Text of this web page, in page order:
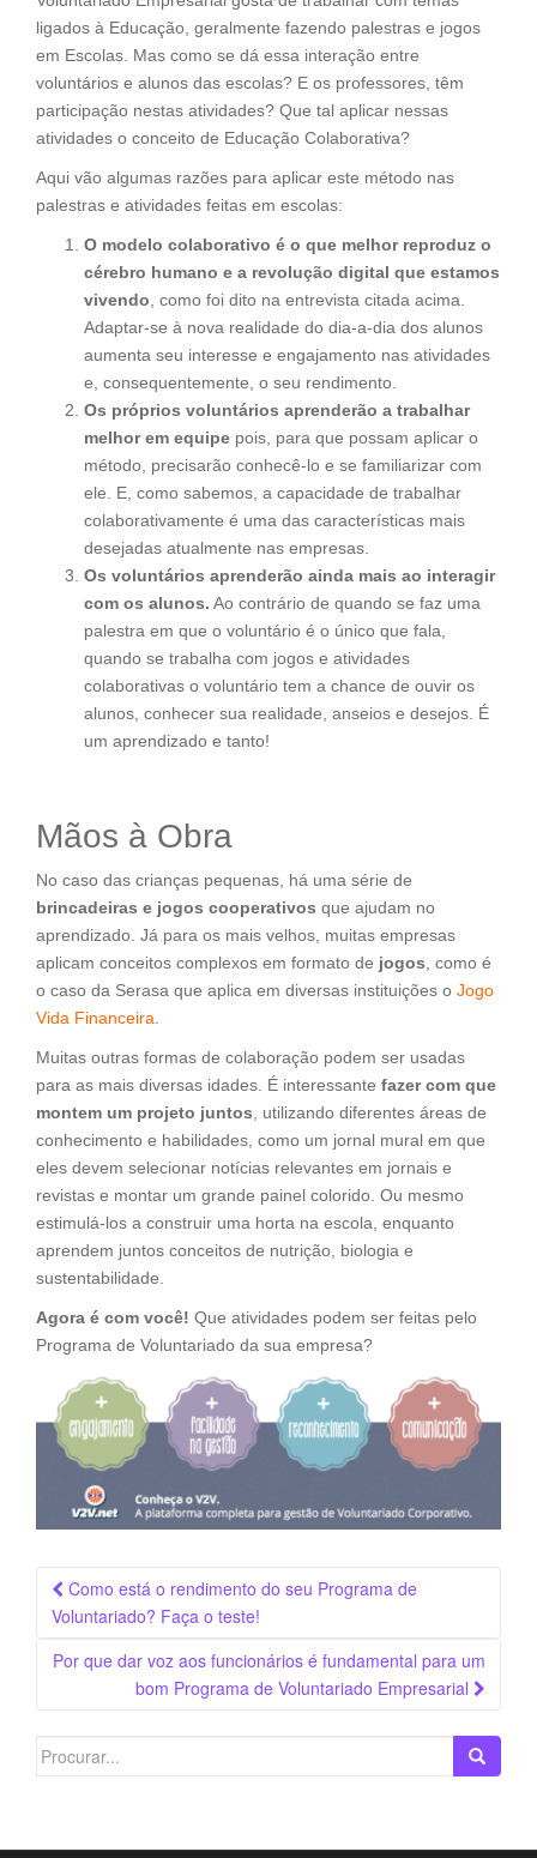
ligados à Educação, geralmente fazendo palestras e jogos
em Escolas. Mas como se dá essa interação entre
voluntários e alunos das escolas? E os professores, têm
participação nestas atividades? Que tal aplicar nessas
atividades o conceito de Educação Colaborativa?
Aqui vão algumas razões para aplicar este método nas
palestras e atividades feitas em escolas:
O modelo colaborativo é o que melhor reproduz o
cérebro humano e a revolução digital que estamos
vivendo, como foi dito na entrevista citada acima.
Adaptar-se à nova realidade do dia-a-dia dos alunos
aumenta seu interesse e engajamento nas atividades
e, consequentemente, o seu rendimento.
Os próprios voluntários aprenderão a trabalhar
melhor em equipe pois, para que possam aplicar o
método, precisarão conhecê-lo e se familiarizar com
ele. E, como sabemos, a capacidade de trabalhar
colaborativamente é uma das características mais
desejadas atualmente nas empresas.
Os voluntários aprenderão ainda mais ao interagir
com os alunos. Ao contrário de quando se faz uma
palestra em que o voluntário é o único que fala,
quando se trabalha com jogos e atividades
colaborativas o voluntário tem a chance de ouvir os
alunos, conhecer sua realidade, anseios e desejos. É
um aprendizado e tanto!
Mãos à Obra
No caso das crianças pequenas, há uma série de
brincadeiras e jogos cooperativos que ajudam no
aprendizado. Já para os mais velhos, muitas empresas
aplicam conceitos complexos em formato de jogos, como é
o caso da Serasa que aplica em diversas instituições o Jogo
Vida Financeira.
Muitas outras formas de colaboração podem ser usadas
para as mais diversas idades. É interessante fazer com que
montem um projeto juntos, utilizando diferentes áreas de
conhecimento e habilidades, como um jornal mural em que
eles devem selecionar notícias relevantes em jornais e
revistas e montar um grande painel colorido. Ou mesmo
estimulá-los a construir uma horta na escola, enquanto
aprendem juntos conceitos de nutrição, biologia e
sustentabilidade.
Agora é com você! Que atividades podem ser feitas pelo
Programa de Voluntariado da sua empresa?
Navegação
da
Postagem
Como está o rendimento do seu Programa de
Voluntariado? Faça o teste!
Por que dar voz aos funcionários é fundamental para um
bom Programa de Voluntariado Empresarial
Search